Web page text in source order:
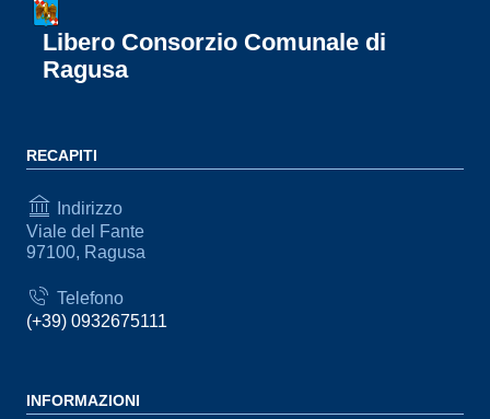
Libero Consorzio Comunale di
Ragusa
RECAPITI
Indirizzo
Viale del Fante
97100, Ragusa
Telefono
(+39) 0932675111
INFORMAZIONI